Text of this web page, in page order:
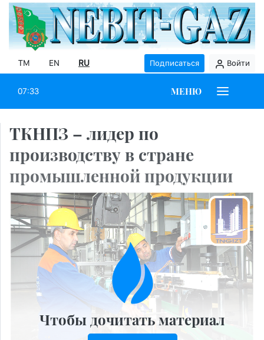
TM EN RU Подписаться Войти
07:33 МЕНЮ
ТКНПЗ – лидер по
производству в стране
промышленной продукции
Чтобы дочитать материал